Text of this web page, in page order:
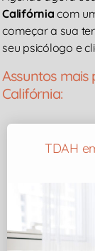
Califórnia com
começar a sua
seu psicólogo e
Assuntos
Califórnia:
TDAH